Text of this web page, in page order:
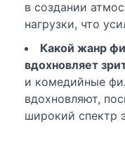
в создании
нагрузки, что
Какой жанр
вдохновляет
и комедийные
вдохновляют,
широкий спектр